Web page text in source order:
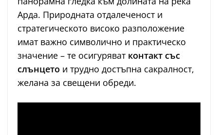
Арда. Природната отдалеченост и
стратегическото високо разположение
имат важно символично и практическо
значение – те осигуряват контакт със
слънцето и трудно достъпна сакралност,
желана за свещени обреди.